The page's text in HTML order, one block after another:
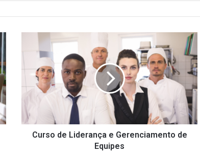
Curso
Liderança
Gerenciamento
Curso de Liderança e Gerenciamento de
Equipes